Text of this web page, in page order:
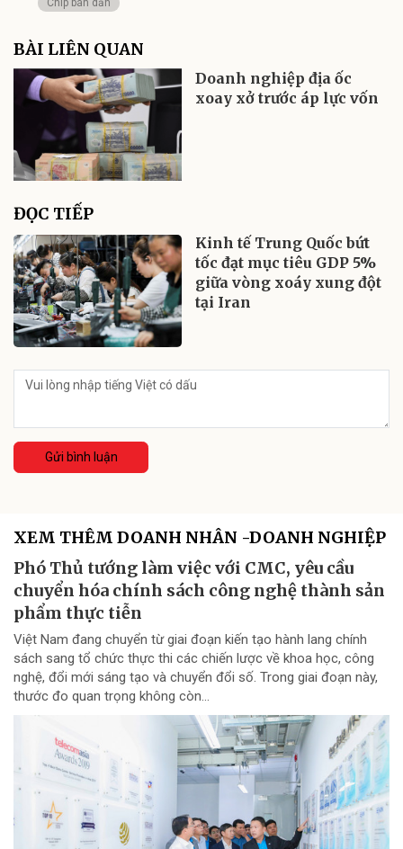
Chip bán dẫn
BÀI LIÊN QUAN
Doanh nghiệp địa ốc
xoay xở trước áp lực vốn
ĐỌC TIẾP
Kinh tế Trung Quốc bứt
tốc đạt mục tiêu GDP 5%
giữa vòng xoáy xung đột
tại Iran
Gửi bình luận
XEM THÊM DOANH NHÂN -DOANH NGHIỆP
Phó Thủ tướng làm việc với CMC, yêu cầu
chuyển hóa chính sách công nghệ thành sản
phẩm thực tiễn
Việt Nam đang chuyển từ giai đoạn kiến tạo hành lang chính
sách sang tổ chức thực thi các chiến lược về khoa học, công
nghệ, đổi mới sáng tạo và chuyển đổi số. Trong giai đoạn này,
thước đo quan trọng không còn...